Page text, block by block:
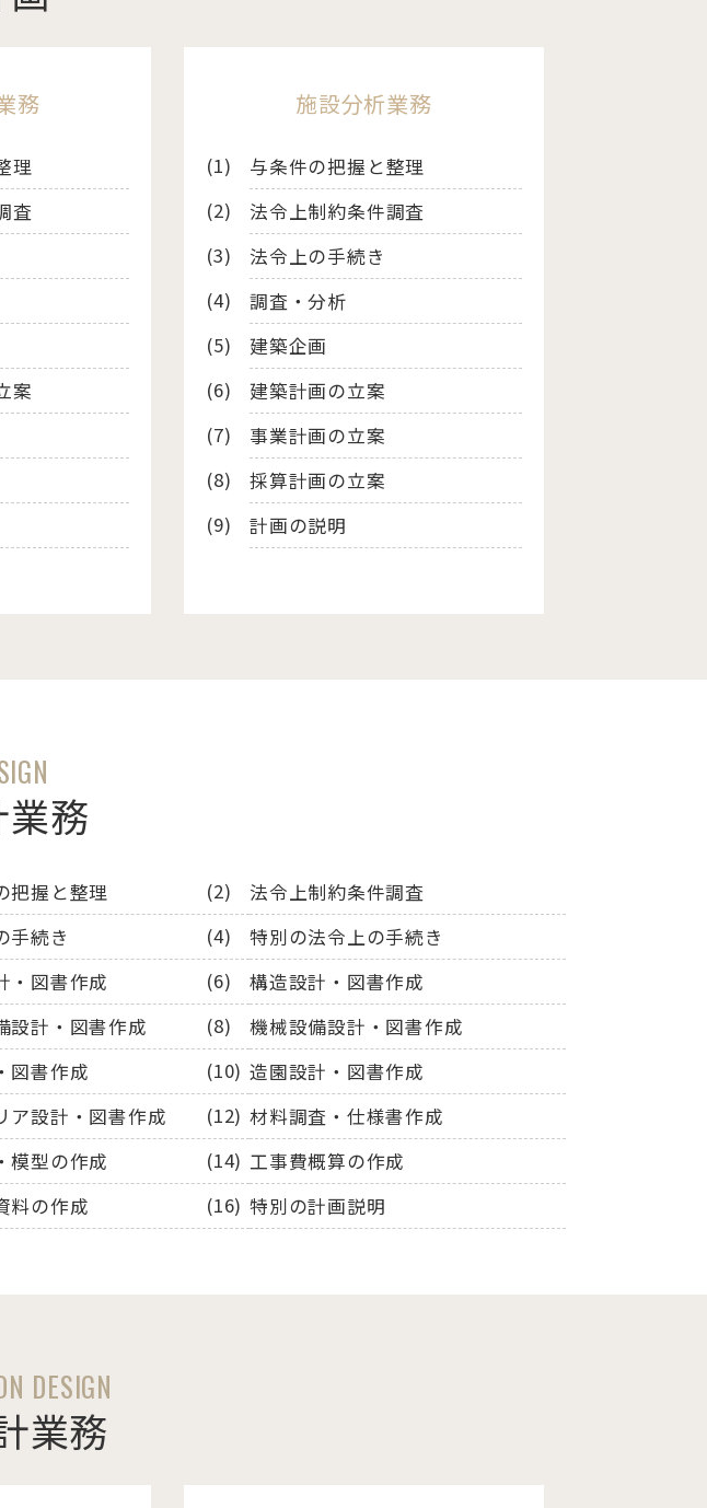
務
理
査
案
施設分析業務
与条件の把握と整理
法令上制約条件調査
法令上の手続き
調査・分析
建築企画
建築計画の立案
事業計画の立案
採算計画の立案
計画の説明
務
把握と整理
法令上制約条件調査
手続き
特別の法令上の手続き
・図書作成
構造設計・図書作成
設計・図書作成
機械設備設計・図書作成
図書作成
造園設計・図書作成
ア設計・図書作成
材料調査・仕様書作成
模型の作成
工事費概算の作成
料の作成
特別の計画説明
DESIGN
業務